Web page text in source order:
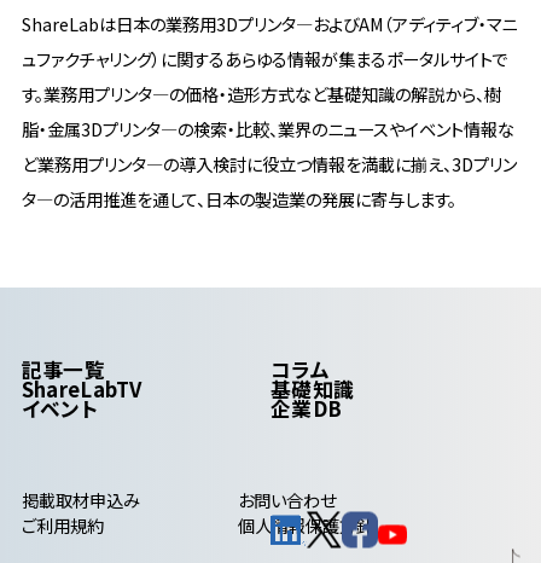
ShareLabは日本の業務用3Dプリンタ―およびAM（アディティブ・マニ
ュファクチャリング）に関するあらゆる情報が集まるポータルサイトで
す。業務用プリンタ―の価格・造形方式など基礎知識の解説から、樹
脂・金属3Dプリンタ―の検索・比較、業界のニュースやイベント情報な
ど業務用プリンタ―の導入検討に役立つ情報を満載に揃え、3Dプリン
タ―の活用推進を通して、日本の製造業の発展に寄与します。
記事一覧 コラム
ShareLabTV 基礎知識
イベント 企業DB
掲載取材申込み
お問い合わせ
ご利用規約
個人情報保護方針